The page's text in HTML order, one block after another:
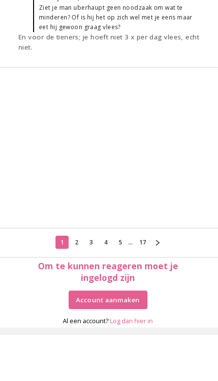
Ziet je man uberhaupt geen noodzaak om wat te
minderen? Of is hij het op zich wel met je eens maar
eet hij gewoon graag vlees?
En voor de tieners; je hoeft niet 3 x per dag vlees, echt
niet.
1 2 3 4 5 ... 17
Om te kunnen reageren moet je
ingelogd zijn
Account aanmaken
Al een account? Log dan hier in